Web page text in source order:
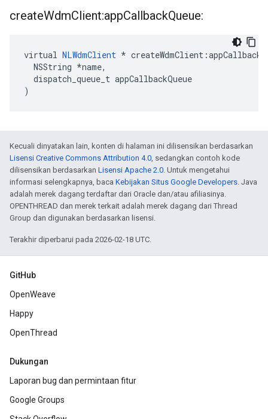
createWdmClient:appCallbackQueue:
virtual NLWdmClient *
  NSString *name,
  dispatch_queue_t appCallbackQueue
)
Kecuali dinyatakan lain, konten di halaman ini dilisensikan berdasarkan
Lisensi Creative Commons Attribution 4.0, sedangkan contoh kode
dilisensikan berdasarkan Lisensi Apache 2.0. Untuk mengetahui
informasi selengkapnya, baca Kebijakan Situs Google Developers. Java
adalah merek dagang terdaftar dari Oracle dan/atau afiliasinya.
OPENTHREAD dan merek terkait adalah merek dagang dari Thread
Group dan digunakan berdasarkan lisensi.
Terakhir diperbarui pada 2026-02-18 UTC.
GitHub
OpenWeave
Happy
OpenThread
Dukungan
Laporan bug dan permintaan fitur
Google Groups